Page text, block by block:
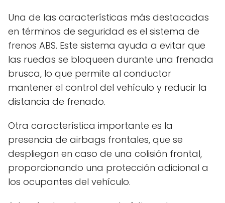
Una de las características más destacadas
en términos de seguridad es el sistema de
frenos ABS. Este sistema ayuda a evitar que
las ruedas se bloqueen durante una frenada
brusca, lo que permite al conductor
mantener el control del vehículo y reducir la
distancia de frenado.
Otra característica importante es la
presencia de airbags frontales, que se
despliegan en caso de una colisión frontal,
proporcionando una protección adicional a
los ocupantes del vehículo.